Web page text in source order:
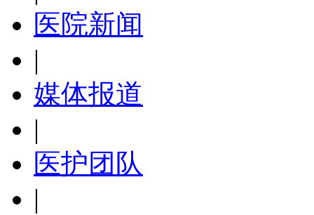
医院新闻
|
媒体报道
|
医护团队
|